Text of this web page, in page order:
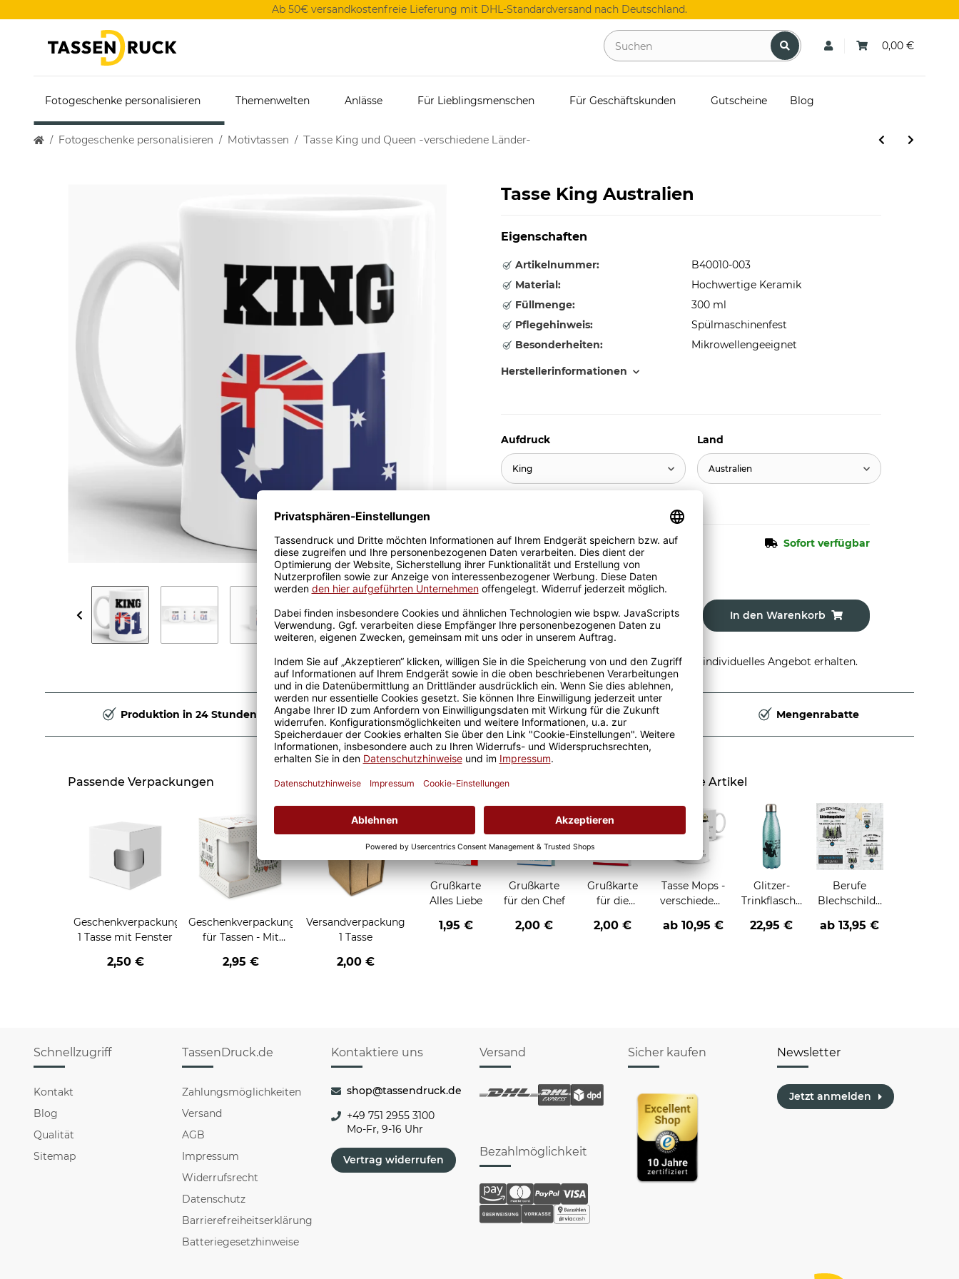
Ab 50€ versandkostenfreie Lieferung mit DHL-Standardversand nach Deutschland.
0,00 €
Fotogeschenke personalisieren Themenwelten Anlässe Für Lieblingsmenschen Für Geschäftskunden Gutscheine Blog
Fotogeschenke personalisieren Motivtassen Tasse King und Queen -verschiedene Länder-
Tasse King Australien
Eigenschaften
Artikelnummer:
B40010-003
Material:
Hochwertige Keramik
Füllmenge:
300 ml
Pflegehinweis:
Spülmaschinenfest
Besonderheiten:
Mikrowellengeeignet
Herstellerinformationen
Aufdruck
King
Land
Australien
10,95 € Sofort verfügbar
inkl. 19% MwSt. , zzgl. Versand
Stk In den Warenkorb
Größere Stückzahl? Anfrage stellen und individuelles Angebot erhalten.
Produktion in 24 Stunden Sicherer Kauf Auf Rechnung Produktion in Deutschland Mengenrabatte
Passende Verpackungen
Geschenkverpackung
1 Tasse mit Fenster
2,50 €
Geschenkverpackung
für Tassen - Mit
2,95 €
Versandverpackung
1 Tasse
2,00 €
Grußkarten zum Verschenken
Grußkarte
Alles Liebe
1,95 €
Grußkarte
für den Chef
2,00 €
Grußkarte
für die
2,00 €
Ähnliche Artikel
Tasse Mops -
verschiedene
ab 10,95 €
Glitzer-
Trinkflasche
Manchmal
22,95 €
Berufe
Blechschild -
niemals mit
ab13,95 €
Schnellzugriff
Kontakt
Blog
Qualität
Sitemap
TassenDruck.de
Zahlungsmöglichkeiten
Versand
AGB
Impressum
Widerrufsrecht
Datenschutz
Barrierefreiheitserklärung
Batteriegesetzhinweise
Kontaktiere uns
shop@tassendruck.de
+49 751 2955 3100
Mo-Fr, 9-16 Uhr
Vertrag widerrufen
Versand
Bezahlmöglichkeit
Sicher kaufen Newsletter
Jetzt anmelden